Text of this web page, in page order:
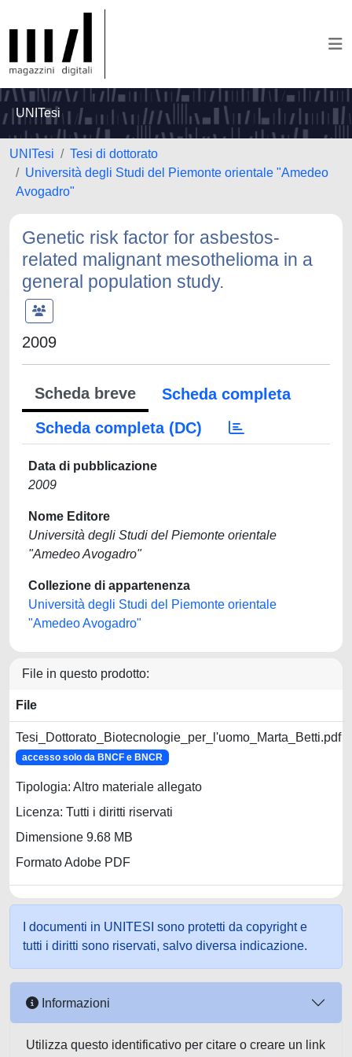
UNITesi
UNITesi
Tesi di dottorato
Università degli Studi del Piemonte orientale "Amedeo
Avogadro"
Genetic risk factor for asbestos-
related malignant mesothelioma in a
general population study.
2009
Scheda breve
Scheda completa
Scheda completa (DC)
Data di pubblicazione
2009
Nome Editore
Università degli Studi del Piemonte orientale
"Amedeo Avogadro"
Collezione di appartenenza
Università degli Studi del Piemonte orientale
"Amedeo Avogadro"
File in questo prodotto:
File
Tesi_Dottorato_Biotecnologie_per_l'uomo_Marta_Betti.pdf
accesso solo da BNCF e BNCR
Tipologia: Altro materiale allegato
Licenza: Tutti i diritti riservati
Dimensione 9.68 MB
Formato Adobe PDF
I documenti in UNITESI sono protetti da copyright e
tutti i diritti sono riservati, salvo diversa indicazione.
Informazioni
Utilizza questo identificativo per citare o creare un link